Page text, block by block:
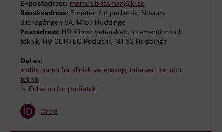
E-postadress: markus.brissman@ki.se
Besöksadress: Enheten för pediatrik, Novum,
Blickagången 6A, 14157 Huddinge
Postadress: H9 Klinisk vetenskap, intervention och
teknik, H9 CLINTEC Pediatrik, 141 52 Huddinge
Del av:
Institutionen för klinisk vetenskap, intervention och
teknik
Enheten för pediatrik
Orcid